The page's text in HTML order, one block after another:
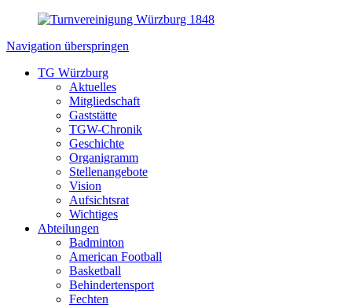
Navigation überspringen
TG Würzburg
Aktuelles
Mitgliedschaft
Gaststätte
TGW-Chronik
Geschichte
Organigramm
Stellenangebote
Vision
Aufsichtsrat
Wichtiges
Abteilungen
Badminton
American Football
Basketball
Behindertensport
Fechten